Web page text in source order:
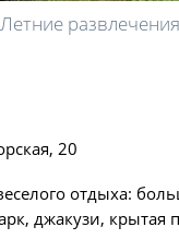
Летние развлечения
20
отдыха:
джакузи, крытая